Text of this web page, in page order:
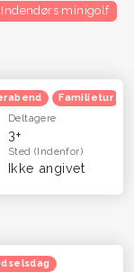
Indendørs minigolf
Familietur
Deltagere
3+
Sted(Indenfor)
Ikke angivet